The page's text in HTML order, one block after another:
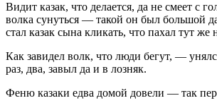
Видит казак, что делается, да не смеет с
волка сунуться — такой он был большой
стал казак сына кликать, что пахал тут же
Как завидел волк, что люди бегут, —
раз, два, завыл да и в лозняк.
Феню казаки едва домой довели — так